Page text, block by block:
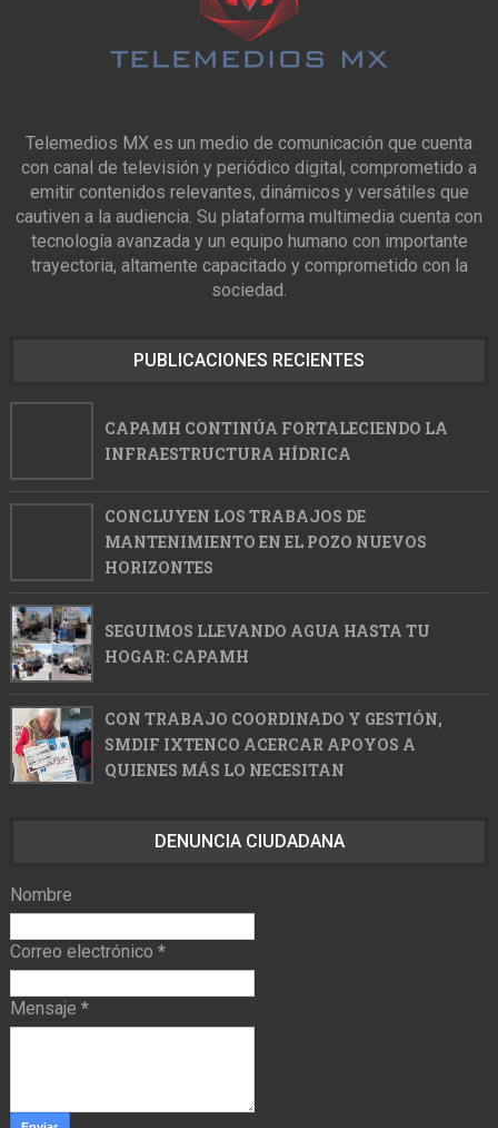
Telemedios MX es un medio de comunicación que cuenta
con canal de televisión y periódico digital, comprometido a
emitir contenidos relevantes, dinámicos y versátiles que
cautiven a la audiencia. Su plataforma multimedia cuenta con
tecnología avanzada y un equipo humano con importante
trayectoria, altamente capacitado y comprometido con la
sociedad.
PUBLICACIONES RECIENTES
CAPAMH CONTINÚA FORTALECIENDO LA
INFRAESTRUCTURA HÍDRICA
CONCLUYEN LOS TRABAJOS DE
MANTENIMIENTO EN EL POZO NUEVOS
HORIZONTES
SEGUIMOS LLEVANDO AGUA HASTA TU
HOGAR: CAPAMH
CON TRABAJO COORDINADO Y GESTIÓN,
SMDIF IXTENCO ACERCAR APOYOS A
QUIENES MÁS LO NECESITAN
DENUNCIA CIUDADANA
Nombre
Correo electrónico *
Mensaje *